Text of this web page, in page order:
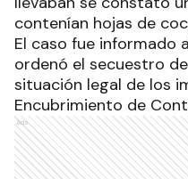
contenían hojas de
El caso fue informado
ordenó el secuestro
situación legal de los
Encubrimiento de
Ads